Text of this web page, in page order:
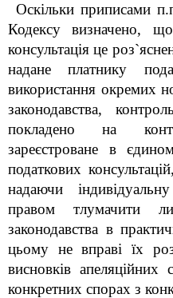
Оскільки приписами
Кодексу визначено, що
консультація це
надане платнику
використання окремих
законодавства,
покладено на
зареєстроване в
податкових
надаючи
правом тлумачити
законодавства в
цьому не вправі їх
висновків
конкретних спорах з